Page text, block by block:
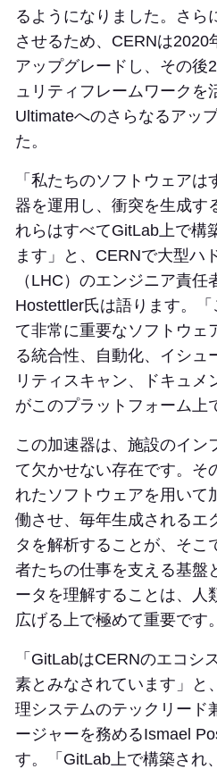
るようになりました。さら
させるため、CERNは2020
アップグレードし、その後
ュリティフレームワークを
Ultimateへのさらなるアッ
た。
「私たちのソフトウェア
器を運用し、衝突を生成す
れらはすべてGitLab上で構
ます」と、CERNで大型ハ
（LHC）のエンジニア責任
Hostettler氏は語ります。
て非常に重要なソフトウェ
る統合性、自動化、イシュ
リティスキャン、ドキュメ
がこのプラットフォーム上
この加速器は、施設のイン
て欠かせない存在です。そ
れたソフトウェアを用いて
働させ、毎年生成されるエ
タを解析することが、そこ
者たちの仕事を支える基盤
ータを理解することは、人
広げる上で極めて重要です。
「GitLabはCERNのエコシ
素とみなされています」と
理システムのテックリード
ージャーを務めるIsmael
す。「GitLab上で構築され